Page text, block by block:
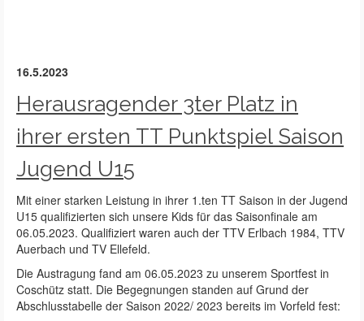
16.5.2023
Herausragender 3ter Platz in
ihrer ersten TT Punktspiel Saison
Jugend U15
Mit einer starken Leistung in ihrer 1.ten TT Saison in der Jugend
U15 qualifizierten sich unsere Kids für das Saisonfinale am
06.05.2023. Qualifiziert waren auch der TTV Erlbach 1984, TTV
Auerbach und TV Ellefeld.
Die Austragung fand am 06.05.2023 zu unserem Sportfest in
Coschütz statt. Die Begegnungen standen auf Grund der
Abschlusstabelle der Saison 2022/ 2023 bereits im Vorfeld fest: